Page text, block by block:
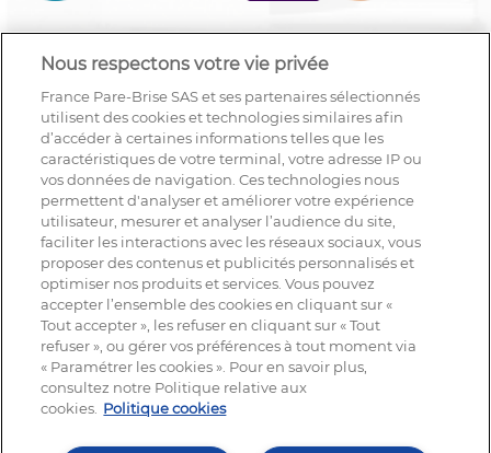
NOUS SUIVRE
Nous respectons votre vie privée
France Pare-Brise SAS et ses partenaires sélectionnés
utilisent des cookies et technologies similaires afin
d’accéder à certaines informations telles que les
caractéristiques de votre terminal, votre adresse IP ou
vos données de navigation. Ces technologies nous
permettent d'analyser et améliorer votre expérience
utilisateur, mesurer et analyser l’audience du site,
faciliter les interactions avec les réseaux sociaux, vous
proposer des contenus et publicités personnalisés et
optimiser nos produits et services. Vous pouvez
accepter l’ensemble des cookies en cliquant sur «
Tout accepter », les refuser en cliquant sur « Tout
refuser », ou gérer vos préférences à tout moment via
« Paramétrer les cookies ». Pour en savoir plus,
consultez notre Politique relative aux
cookies. Politique cookies